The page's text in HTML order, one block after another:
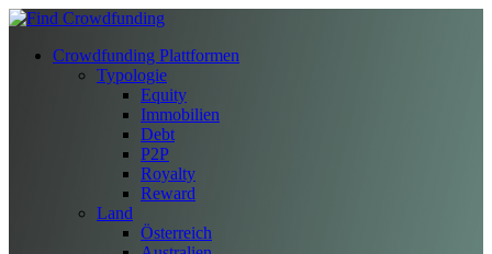
Crowdfunding Plattformen
Typologie
Equity
Immobilien
Debt
P2P
Royalty
Reward
Land
Österreich